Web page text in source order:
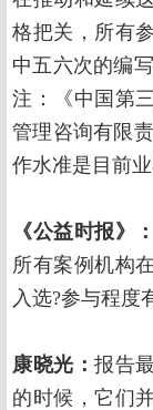
格把关，所有
中五六次的编
注：《中国第
管理咨询有限
作水准是目前
《公益时报》：
所有案例机构
入选?参与程度
康晓光：报告
的时候，它们